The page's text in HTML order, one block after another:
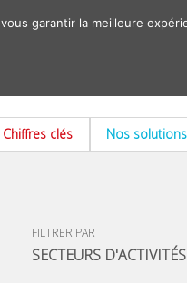
Chiffres clés Nos solutions
FILTRER PAR
SECTEURS D'ACTIVITÉS
garantir la meilleure